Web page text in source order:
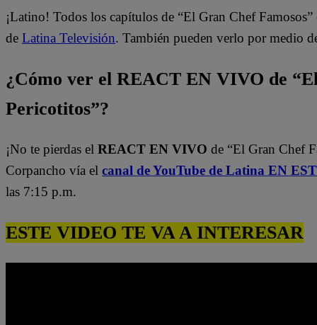
¡Latino! Todos los capítulos de “El Gran Chef
de Latina Televisión. También pueden verlo por medio
¿Cómo ver el REACT EN VIVO de
Pericotitos”?
¡No te pierdas el REACT EN VIVO de “El Gran Chef
Corpancho vía el canal de YouTube de Latina EN
las 7:15 p.m.
ESTE VIDEO TE VA A INTERESAR